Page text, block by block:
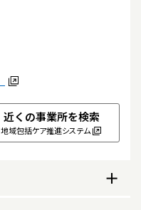
近くの事業所を検索
地域包括ケア推進システム